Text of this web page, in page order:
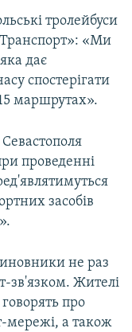
тролейбуси
Транспорт»: «Ми
дає
спостерігати
маршрутах».
проведенні
засобів
не раз
зв'язком. Жителі
про
мережі, а також